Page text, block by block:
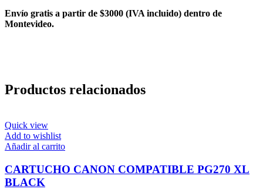
Envío gratis a partir de $3000 (IVA incluido) dentro de
Montevideo.
Productos relacionados
Quick view
Add to wishlist
Añadir al carrito
CARTUCHO CANON COMPATIBLE PG270 XL
BLACK